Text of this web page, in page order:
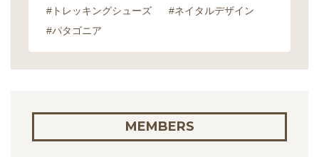
#トレッキングシューズ
#ネイタルデザイン
#パタゴニア
MEMBERS